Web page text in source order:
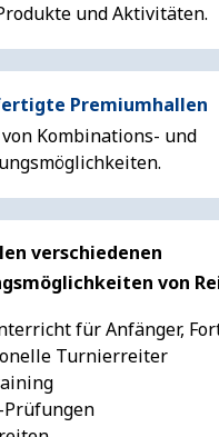
und Aktivitäten.
Premiumhallen
Kombinations- und
verschiedenen
von
für Anfänger,
Turnierreiter